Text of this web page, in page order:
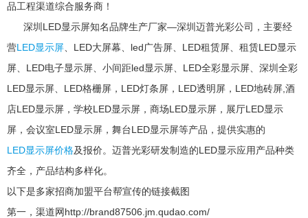
品工程渠道综合服务商！
深圳LED显示屏知名品牌生产厂家‍—深圳迈普光彩公司，主要经
营LED显示屏 、LED大屏幕、led广告屏、LED租赁屏、租赁LED显示
屏、LED电子显示屏、小间距led显示屏、LED全彩显示屏、深圳全彩
LED显示屏、LED格栅屏，LED灯条屏，LED透明屏，LED地砖屏,酒
店LED显示屏，学校LED显示屏，商场LED显示屏，展厅LED显示
屏，会议室LED显示屏，舞台LED显示屏等产品，提供实惠的
LED显示屏价格及报价。迈普光彩研发制造的LED显示应用产品种类
齐全，产品结构多样化。
以下是多家招商加盟平台帮宣传的链接截图
第一，渠道网http://brand87506.jm.qudao.com/